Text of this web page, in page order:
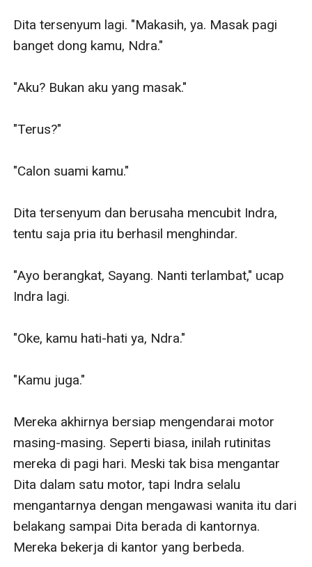
Dita tersenyum lagi. "Makasih, ya. Masak pagi
banget dong kamu, Ndra."
"Aku? Bukan aku yang masak."
"Terus?"
"Calon suami kamu."
Dita tersenyum dan berusaha mencubit Indra,
tentu saja pria itu berhasil menghindar.
"Ayo berangkat, Sayang. Nanti terlambat," ucap
Indra lagi.
"Oke, kamu hati-hati ya, Ndra."
"Kamu juga."
Mereka akhirnya bersiap mengendarai motor
masing-masing. Seperti biasa, inilah rutinitas
mereka di pagi hari. Meski tak bisa mengantar
Dita dalam satu motor, tapi Indra selalu
mengantarnya dengan mengawasi wanita itu dari
belakang sampai Dita berada di kantornya.
Mereka bekerja di kantor yang berbeda.